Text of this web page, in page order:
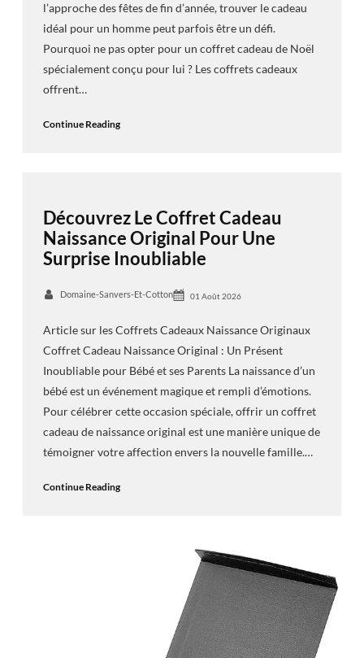
l’approche des fêtes de fin d’année, trouver le cadeau
idéal pour un homme peut parfois être un défi.
Pourquoi ne pas opter pour un coffret cadeau de Noël
spécialement conçu pour lui ? Les coffrets cadeaux
offrent…
Continue Reading
Découvrez Le Coffret Cadeau
Naissance Original Pour Une
Surprise Inoubliable
Domaine-Sanvers-Et-Cotton 01 Août 2026
Article sur les Coffrets Cadeaux Naissance Originaux
Coffret Cadeau Naissance Original : Un Présent
Inoubliable pour Bébé et ses Parents La naissance d’un
bébé est un événement magique et rempli d’émotions.
Pour célébrer cette occasion spéciale, offrir un coffret
cadeau de naissance original est une manière unique de
témoigner votre affection envers la nouvelle famille.…
Continue Reading